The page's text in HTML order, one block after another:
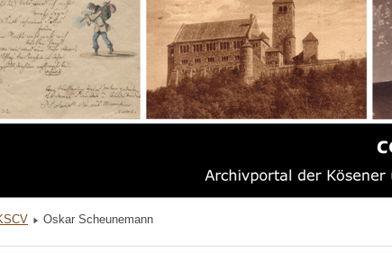
Oskar Scheunemann